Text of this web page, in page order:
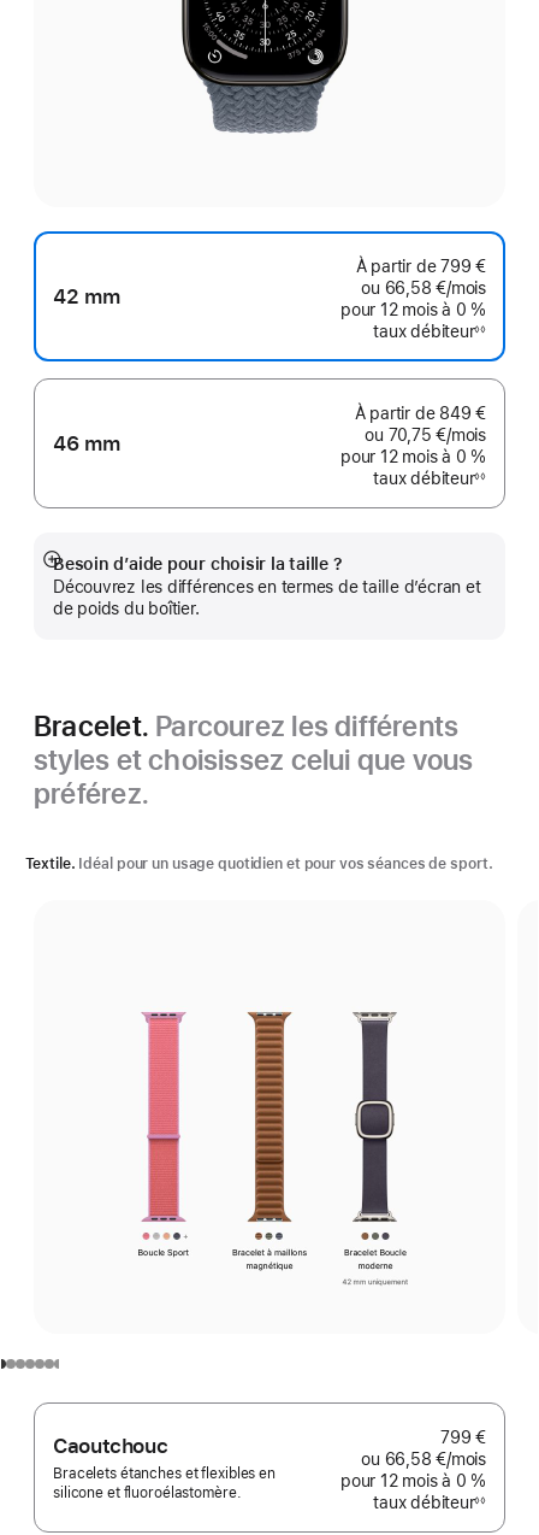
42 mm
À partir de799 €
ou 66,58 €/mois
pour 12 mois à 0 %
taux débiteur
de
◊◊
46 mm
À partir de 849 €
ou 70,75 €/mois
pour 12 mois à 0 %
taux débiteur◊◊
Besoin d’aide pour choisir la taille ?
Découvrez les différences en termes de taille d’écran et
de poids du boîtier.
Afficher
plus
Bracelet. Parcourez les différents
styles et choisissez celui que vous
préférez.
Textile. Idéal pour un usage quotidien et pour vos séances de sport.
Caoutchouc
Bracelets étanches et flexibles en
silicone et fluoroélastomère.
799 €
ou 66,58 €/mois
pour 12 mois à 0 %
taux débiteur◊◊